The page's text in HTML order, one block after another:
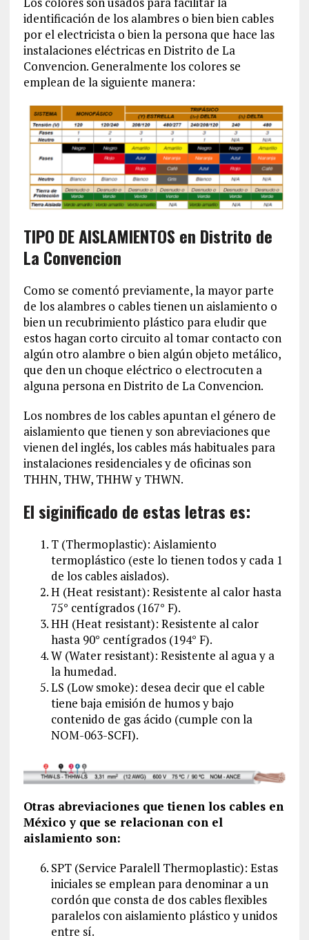
identificación de los alambres o bien bien cables
por el electricista o bien la persona que hace las
instalaciones eléctricas en Distrito de La
Convencion‎. Generalmente los colores se
emplean de la siguiente manera:
TIPO DE AISLAMIENTOS en Distrito de
La Convencion‎
Como se comentó previamente, la mayor parte
de los alambres o cables tienen un aislamiento o
bien un recubrimiento plástico para eludir que
estos hagan corto circuito al tomar contacto con
algún otro alambre o bien algún objeto metálico,
que den un choque eléctrico o electrocuten a
alguna persona en Distrito de La Convencion‎.
Los nombres de los cables apuntan el género de
aislamiento que tienen y son abreviaciones que
vienen del inglés, los cables más habituales para
instalaciones residenciales y de oficinas son
THHN, THW, THHW y THWN.
El siginificado de estas letras es:
T (Thermoplastic): Aislamiento
termoplástico (este lo tienen todos y cada 1
de los cables aislados).
H (Heat resistant): Resistente al calor hasta
75° centígrados (167° F).
HH (Heat resistant): Resistente al calor
hasta 90° centígrados (194° F).
W (Water resistant): Resistente al agua y a
la humedad.
LS (Low smoke): desea decir que el cable
tiene baja emisión de humos y bajo
contenido de gas ácido (cumple con la
NOM-063-SCFI).
Otras abreviaciones que tienen los cables en
México y que se relacionan con el
aislamiento son:
SPT (Service Paralell Thermoplastic): Estas
iniciales se emplean para denominar a un
cordón que consta de dos cables flexibles
paralelos con aislamiento plástico y unidos
entre sí.